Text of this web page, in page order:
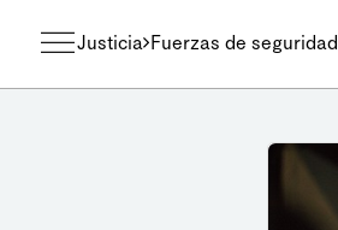
Justicia Fuerzas de seguridad